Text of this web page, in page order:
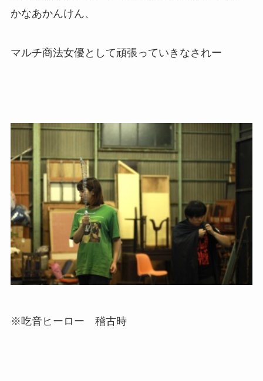
かなあかんけん、
マルチ商法女優として頑張っていきなされー
※吃音ヒーロー 稽古時